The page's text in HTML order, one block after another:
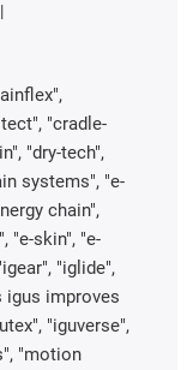
"cradle-
"dry-tech",
systems", "e-
chain",
"e-skin", "e-
"iglide",
igus improves
"iguverse",
"motion